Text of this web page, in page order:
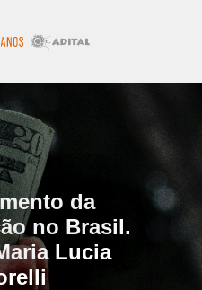
da
no Brasil.
Lucia